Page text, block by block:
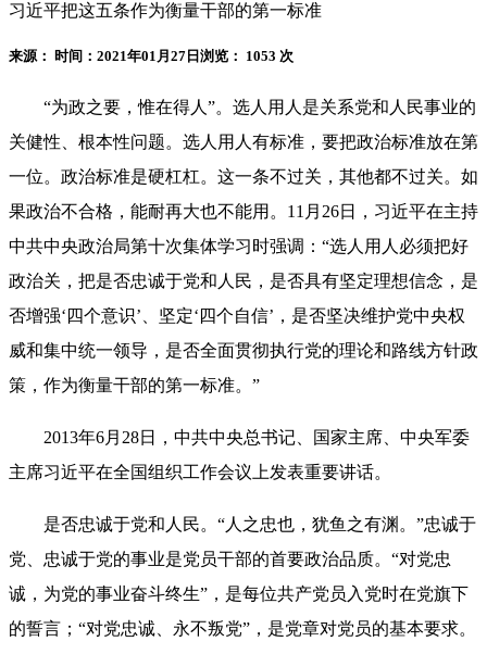
习近平把这五条作为衡量干部的第一标准
来源： 时间：2021年01月27日 浏览： 1053 次
“为政之要，惟在得人”。选人用人是关系党和人民事业的
关健性、根本性问题。选人用人有标准，要把政治标准放在第
一位。政治标准是硬杠杠。这一条不过关，其他都不过关。如
果政治不合格，能耐再大也不能用。11月26日，习近平在主持
中共中央政治局第十次集体学习时强调：“选人用人必须把好
政治关，把是否忠诚于党和人民，是否具有坚定理想信念，是
否增强‘四个意识’、坚定‘四个自信’，是否坚决维护党中央权
威和集中统一领导，是否全面贯彻执行党的理论和路线方针政
策，作为衡量干部的第一标准。”
2013年6月28日，中共中央总书记、国家主席、中央军委
主席习近平在全国组织工作会议上发表重要讲话。
是否忠诚于党和人民。“人之忠也，犹鱼之有渊。”忠诚于
党、忠诚于党的事业是党员干部的首要政治品质。“对党忠
诚，为党的事业奋斗终生”，是每位共产党员入党时在党旗下
的誓言；“对党忠诚、永不叛党”，是党章对党员的基本要求。